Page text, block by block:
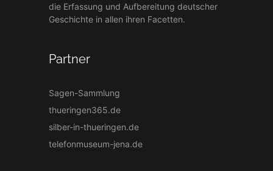
die Erfassung und Aufbereitung deutscher
Geschichte in allen ihren Facetten.
Partner
Sagen-Sammlung
thueringen365.de
silber-in-thueringen.de
telefonmuseum-jena.de